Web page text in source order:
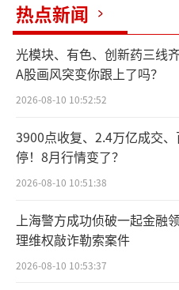
重整计划从希望到
汇源重整计划的
果汁代名词的品牌。
级人民法院裁定批准
文盛资产成为核心重
盛资产承诺三年内投资
但资金履约问题很
源集团发布公开信，
热点新闻
光模块、有色、创新药三线
A股画风突变你跟上了吗？
2026-08-10 10:52:52
3900点收复、2.4万亿成交
停！8月行情变了？
2026-08-10 10:51:38
上海警方成功侦破一起金融
理维权敲诈勒索案件
2026-08-10 10:53:37